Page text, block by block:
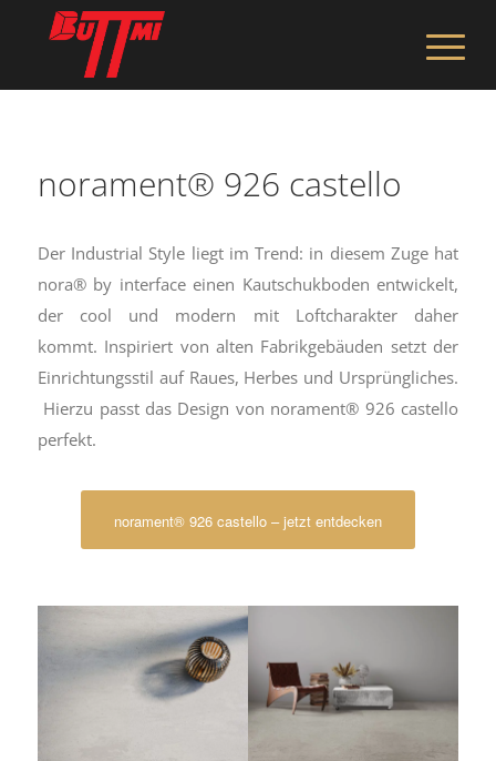
norament® 926 castello
Der Industrial Style liegt im Trend: in diesem Zuge hat
nora® by interface einen Kautschukboden entwickelt,
der cool und modern mit Loftcharakter daher
kommt. Inspiriert von alten Fabrikgebäuden setzt der
Einrichtungsstil auf Raues, Herbes und Ursprüngliches.
Hierzu passt das Design von norament® 926 castello
perfekt.
norament® 926 castello – jetzt entdecken